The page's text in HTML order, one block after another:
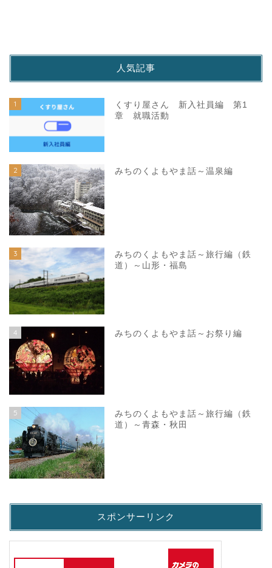
人気記事
1
くすり屋さん 新入社員編 第1
章 就職活動
2 みちのくよもやま話～温泉編
3
みちのくよもやま話～旅行編（鉄
道）～山形・福島
4 みちのくよもやま話～お祭り編
5
みちのくよもやま話～旅行編（鉄
道）～青森・秋田
スポンサーリンク